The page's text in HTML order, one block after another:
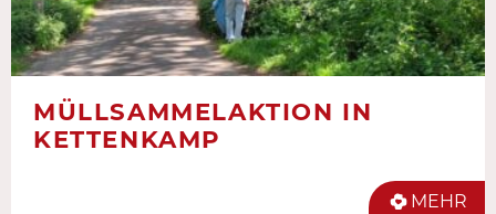
MÜLLSAMMELAKTION IN
KETTENKAMP
MEHR